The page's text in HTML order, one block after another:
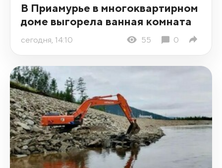
В Приамурье в многоквартирном
доме выгорела ванная комната
сегодня, 14:10 55 0